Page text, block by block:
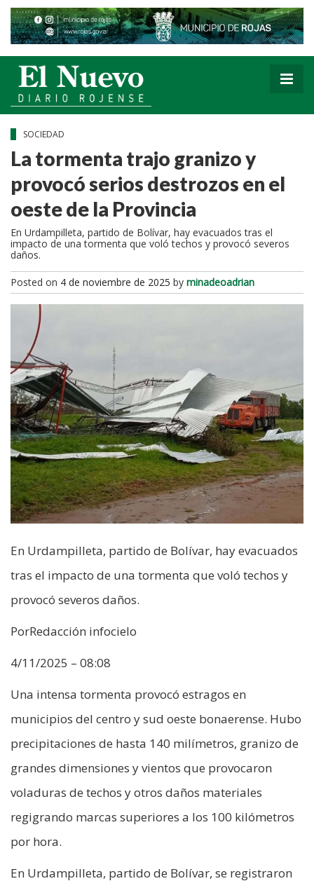
SOCIEDAD
La tormenta trajo granizo y
provocó serios destrozos en el
oeste de la Provincia
En Urdampilleta, partido de Bolívar, hay evacuados tras el
impacto de una tormenta que voló techos y provocó severos
daños.
Posted on 4 de noviembre de 2025 by minadeoadrian
En Urdampilleta, partido de Bolívar, hay evacuados
tras el impacto de una tormenta que voló techos y
provocó severos daños.
PorRedacción infocielo
4/11/2025 – 08:08
Una intensa tormenta provocó estragos en
municipios del centro y sud oeste bonaerense. Hubo
precipitaciones de hasta 140 milímetros, granizo de
grandes dimensiones y vientos que provocaron
voladuras de techos y otros daños materiales
regigrando marcas superiores a los 100 kilómetros
por hora.
En Urdampilleta, partido de Bolívar, se registraron